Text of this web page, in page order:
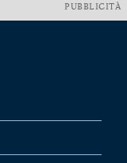
PUBBLICITÀ